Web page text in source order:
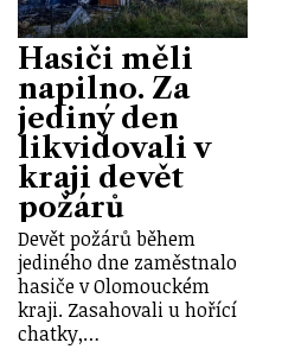
Hasiči měli
napilno. Za
jediný den
likvidovali v
kraji devět
požárů
Devět požárů během
jediného dne zaměstnalo
hasiče v Olomouckém
kraji. Zasahovali u hořící
chatky,…